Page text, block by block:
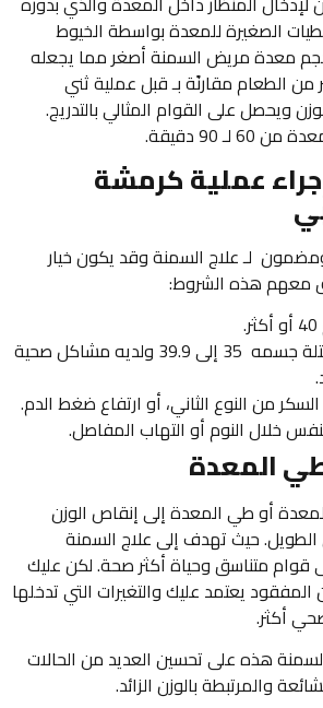
الصغيرة للمعدة بواسطة الخيوط
معدة مريض السمنة أصغر مما يجعله
من الطعام مقارنًة بـ قبل عملية ثني
ويحصل على القوام المثالي بالتدريج.
90 دقيقة.
عملية كرمشة
لـ علاج السمنة وقد يكون خيار
معهم هذه الشروط:
كذلك من يبلغ كتلة جسمه 35 إلى 39.9 ولديه مشاكل صحية
من النوع الثاني، أو ارتفاع ضغط الدم.
خلال النوم أو التهاب المفاصل.
المعدة
أو طي المعدة إلى إنقاص الوزن
الطويل. حيث تهدف إلى علاج السمنة
قوام متناسق وحياة أكثر صحة. لكن عليك
المفقود يعتمد عليك والتغيرات التي تدخلها
أكثر.
هذه على تحسين العديد من الحالات
والمرتبطة بالوزن الزائد.